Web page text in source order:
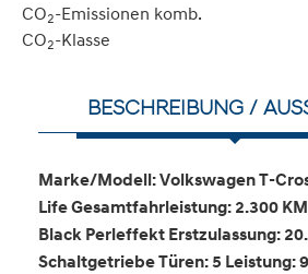
CO2-Emissionen komb.
CO2-Klasse
BESCHREIBUNG /
Marke/Modell: Volkswagen T-
Life Gesamtfahrleistung: 2.300
Black Perleffekt Erstzulassung:
Schaltgetriebe Türen: 5 Leistung: